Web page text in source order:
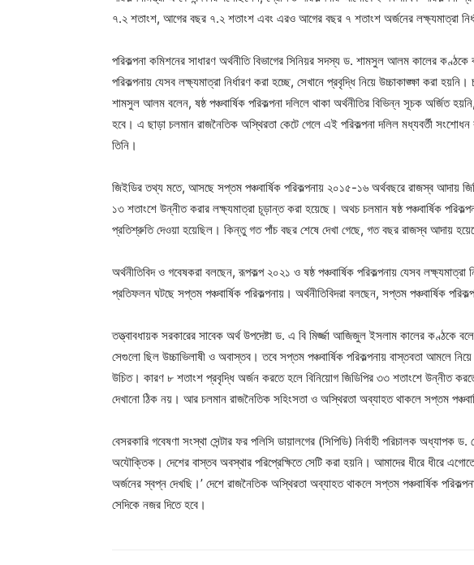
৭.২ শতাংশ, আগের বছর ৭.২ শতাংশ এবং এরও আগের বছর ৭ শতাংশ অর্জনের লক্ষ্যমাত্রা
পরিকল্পনা কমিশনের সাধারণ অর্থনীতি বিভাগের সিনিয়র সদস্য ড. শামসুল আলম কালের
পরিকল্পনায় যেসব লক্ষ্যমাত্রা নির্ধারণ করা হচ্ছে, সেখানে প্রবৃদ্ধি নিয়ে উচ্চাকাঙ্ক্ষা করা
শামসুল আলম বলেন, ষষ্ঠ পঞ্চবার্ষিক পরিকল্পনা দলিলে থাকা অর্থনীতির বিভিন্ন সূচক অর্জিত
হবে। এ ছাড়া চলমান রাজনৈতিক অস্থিরতা কেটে গেলে এই পরিকল্পনা দলিল মধ্যবর্তী
তিনি।
জিইডির তথ্য মতে, আসছে সপ্তম পঞ্চবার্ষিক পরিকল্পনায় ২০১৫-১৬ অর্থবছরে রাজস্ব
১৩ শতাংশে উন্নীত করার লক্ষ্যমাত্রা চূড়ান্ত করা হয়েছে। অথচ চলমান ষষ্ঠ পঞ্চবার্ষিক
প্রতিশ্রুতি দেওয়া হয়েছিল। কিন্তু গত পাঁচ বছর শেষে দেখা গেছে, গত বছর রাজস্ব আদায়
অর্থনীতিবিদ ও গবেষকরা বলছেন, রূপকল্প ২০২১ ও ষষ্ঠ পঞ্চবার্ষিক পরিকল্পনায় যেসব
প্রতিফলন ঘটছে সপ্তম পঞ্চবার্ষিক পরিকল্পনায়। অর্থনীতিবিদরা বলছেন, সপ্তম পঞ্চবার্ষিক
তত্ত্বাবধায়ক সরকারের সাবেক অর্থ উপদেষ্টা ড. এ বি মির্জ্জা আজিজুল ইসলাম কালের কণ্ঠকে
সেগুলো ছিল উচ্চাভিলাষী ও অবাস্তব। তবে সপ্তম পঞ্চবার্ষিক পরিকল্পনায় বাস্তবতা আমলে
উচিত। কারণ ৮ শতাংশ প্রবৃদ্ধি অর্জন করতে হলে বিনিয়োগ জিডিপির ৩৩ শতাংশে উন্নীত
দেখানো ঠিক নয়। আর চলমান রাজনৈতিক সহিংসতা ও অস্থিরতা অব্যাহত থাকলে সপ্তম
বেসরকারি গবেষণা সংস্থা সেন্টার ফর পলিসি ডায়ালগের (সিপিডি) নির্বাহী পরিচালক অধ্যাপক
অযৌক্তিক। দেশের বাস্তব অবস্থার পরিপ্রেক্ষিতে সেটি করা হয়নি। আমাদের ধীরে ধীরে
অর্জনের স্বপ্ন দেখছি।’ দেশে রাজনৈতিক অস্থিরতা অব্যাহত থাকলে সপ্তম পঞ্চবার্ষিক
সেদিকে নজর দিতে হবে।